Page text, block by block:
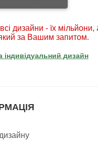
дизайни - їх
за Вашим запитом.
індивідуальний дизайн